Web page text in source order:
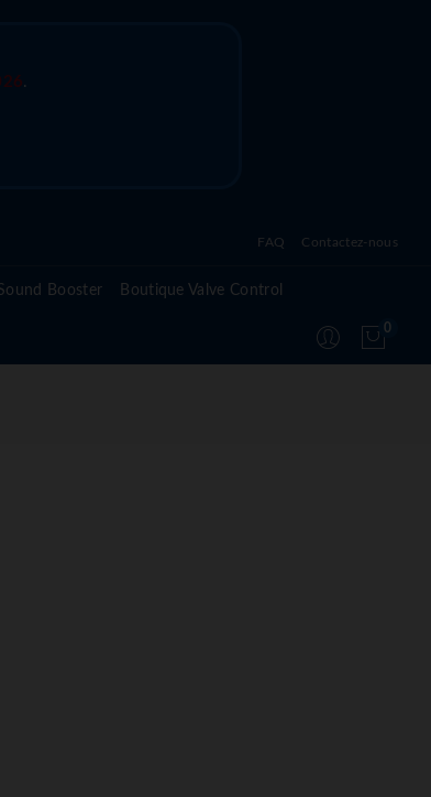
.
FAQ
fréquentes sur l'active valve control
Contactez-nous
Booster Boutique Valve Control
0